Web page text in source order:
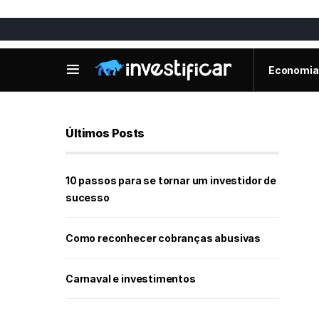
Economia
Últimos Posts
10 passos para se tornar um investidor de
sucesso
Como reconhecer cobranças abusivas
Carnaval e investimentos